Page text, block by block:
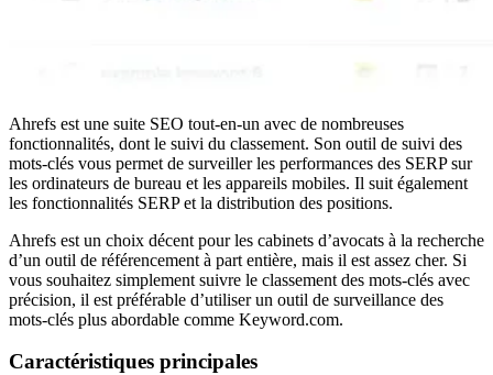
Ahrefs est une suite SEO tout-en-un avec de nombreuses
fonctionnalités, dont le suivi du classement. Son outil de suivi des
mots-clés vous permet de surveiller les performances des SERP sur
les ordinateurs de bureau et les appareils mobiles. Il suit également
les fonctionnalités SERP et la distribution des positions.
Ahrefs est un choix décent pour les cabinets d’avocats à la recherche
d’un outil de référencement à part entière, mais il est assez cher. Si
vous souhaitez simplement suivre le classement des mots-clés avec
précision, il est préférable d’utiliser un outil de surveillance des
mots-clés plus abordable comme Keyword.com.
Caractéristiques principales